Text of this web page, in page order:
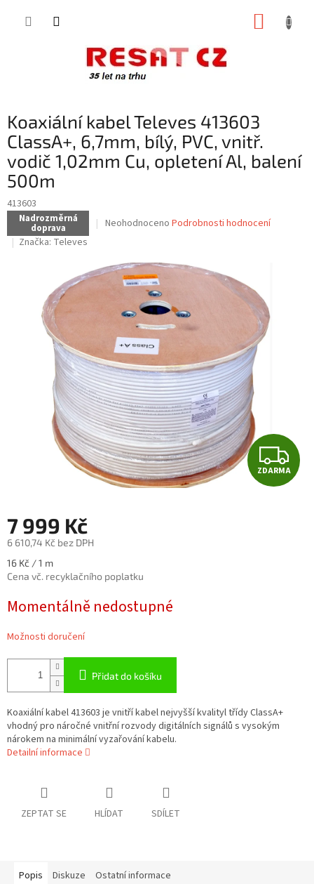
Koaxiální kabel Televes 413603
ClassA+, 6,7mm, bílý, PVC, vnitř.
vodič 1,02mm Cu, opletení Al, balení
500m
413603
Nadrozměrná
doprava
Průměrné
je
0,0
hvězdiček.
Neohodnoceno Podrobnosti hodnocení
Značka: Televes
Z
D
ZDARMA
7 999 Kč
6 610,74 Kč bez DPH
Měrná
cena:
16 Kč / 1 m
Cena vč. recyklačního poplatku
Momentálně nedostupné
Možnosti doručení
Přidat do košíku
Koaxiální kabel 413603 je vnitří kabel nejvyšší kvalityl třídy ClassA+
vhodný pro náročné vnitřní rozvody digitálních signálů s vysokým
nárokem na minimální vyzařování kabelu.
Detailní informace
ZEPTAT SE HLÍDAT SDÍLET
Popis Diskuze Ostatní informace